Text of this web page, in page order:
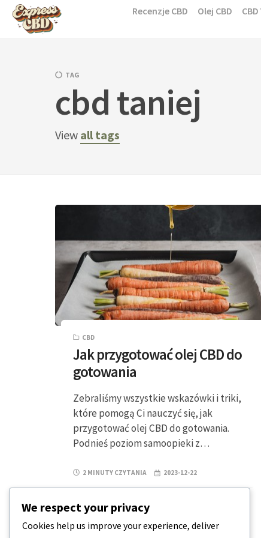
Skip
Recenzje CBD Olej CBD
TAG
cbd taniej
View all tags
CBD
Jak przygotować olej CBD do
gotowania
Zebraliśmy wszystkie wskazówki i triki,
które pomogą Ci nauczyć się, jak
przygotować olej CBD do gotowania.
Podnieś poziom samoopieki z…
2 MINUTY CZYTANIA 2023-12-22
We respect your privacy
Cookies help us improve your experience, deliver